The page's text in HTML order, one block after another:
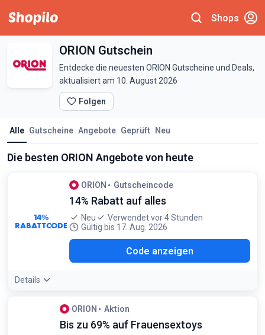
Shops
ORION Gutschein
Entdecke die neuesten ORION Gutscheine und Deals,
aktualisiert am 10. August 2026
Folgen
Alle Gutscheine Angebote Geprüft Neu
Die besten ORION Angebote von heute
14%
RABATTCODE
ORION Gutscheincode
14% Rabatt auf alles
Neu
Verwendet vor 4 Stunden
Gültig bis 17. Aug. 2026
Code anzeigen
Details
ORION Aktion
Bis zu 69% auf Frauensextoys